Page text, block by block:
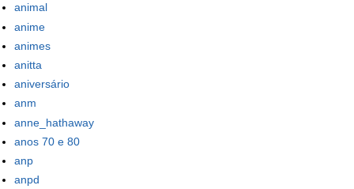
animal
anime
animes
anitta
aniversário
anm
anne_hathaway
anos 70 e 80
anp
anpd